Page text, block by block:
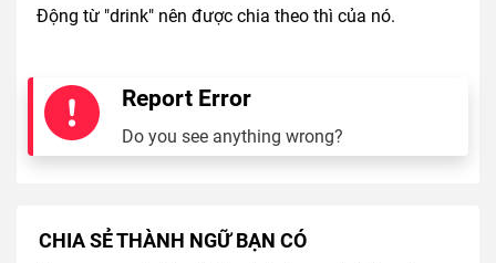
Động từ "drink" nên được chia theo thì của nó.
Report Error
Do you see anything wrong?
CHIA SẺ THÀNH NGỮ BẠN CÓ